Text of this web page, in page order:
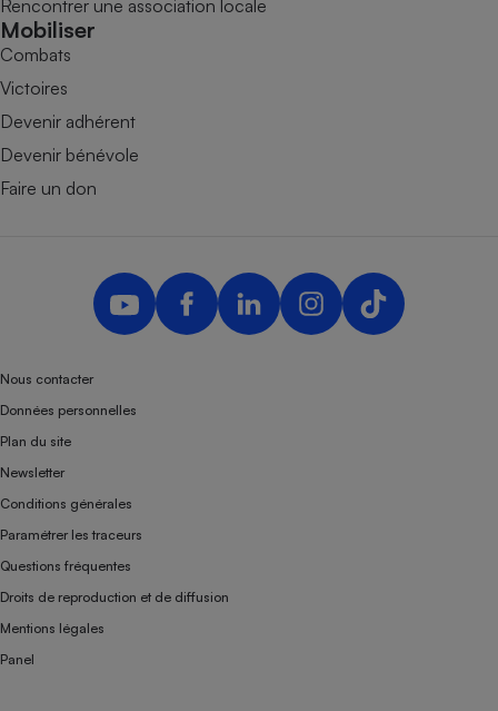
Rencontrer une association locale
Mobiliser
Combats
Victoires
Devenir adhérent
Devenir bénévole
Faire un don
Nous contacter
Données personnelles
Plan du site
Newsletter
Conditions générales
Paramétrer les traceurs
Questions fréquentes
Droits de reproduction et de diffusion
Mentions légales
Panel